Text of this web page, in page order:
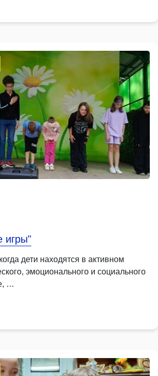
игры"
дети находятся в активном
эмоционального и социального
…